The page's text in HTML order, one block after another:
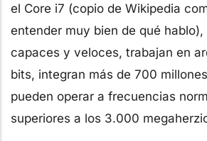
el Core i7 (copio de Wikipedia
entender muy bien de qué hablo),
capaces y veloces, trabajan en
bits, integran más de 700
pueden operar a frecuencias
superiores a los 3.000